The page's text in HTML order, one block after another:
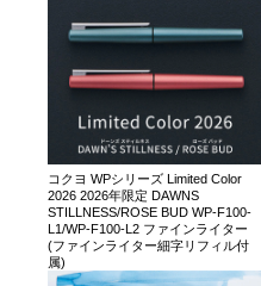
コクヨ WPシリーズ Limited Color
2026 2026年限定 DAWNS
STILLNESS/ROSE BUD WP-F100-
L1/WP-F100-L2 ファインライター
(ファインライター細字リフィル付
属)